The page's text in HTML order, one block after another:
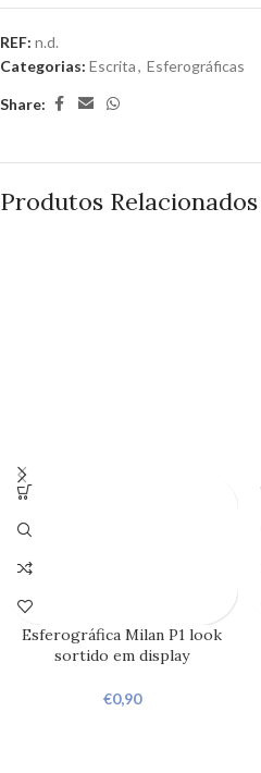
REF: n.d.
Categorias: Escrita, Esferográficas
Share:
Produtos Relacionados
Esferográfica Milan P1 look
sortido em display
€0,90